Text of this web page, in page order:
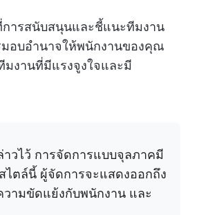
ารสนับสนุนและชี้แนะทีมงาน
อบอำนาจให้พนักงานของคุณ
งานที่มีแรงจูงใจและมี
วไว้ การจัดการแบบจุลภาคมี
ไตล์นี้ ผู้จัดการจะแสดงออกถึง
ามขัดแย้งกับพนักงาน และ